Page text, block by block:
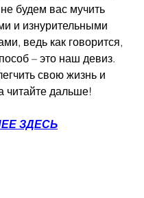
будем вас мучить
и изнурительными
ведь как говорится,
– это наш девиз.
свою жизнь и
читайте дальше!
ЗДЕСЬ